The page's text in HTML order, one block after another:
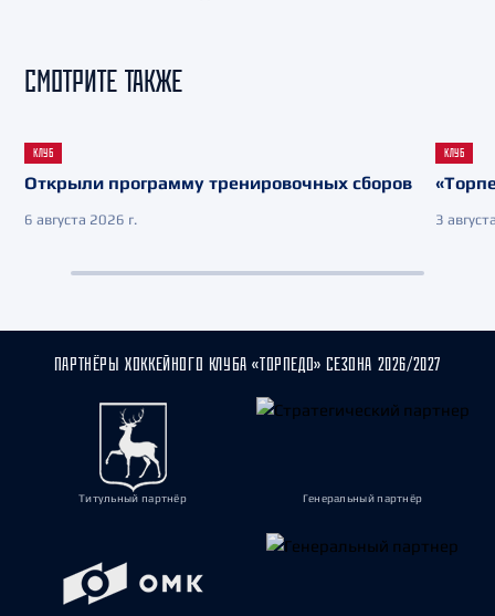
СМОТРИТЕ ТАКЖЕ
КЛУБ
Открыли программу тренировочных сборов
6 августа 2026 г.
КЛУБ
3
ПАРТНЁРЫ ХОККЕЙНОГО КЛУБА «ТОРПЕДО» СЕЗОНА 2026/2027
Титульный партнёр Генеральный партнёр